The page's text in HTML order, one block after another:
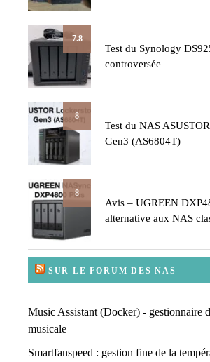
7.8
Test du Synology
controversée
8
Test du NAS
Gen3 (AS6804T)
8
Avis – UGREEN
alternative aux NAS
SUR LE FORUM DES NAS
Music Assistant (Docker) - gestionnaire
musicale
Smartfanspeed : gestion fine de la